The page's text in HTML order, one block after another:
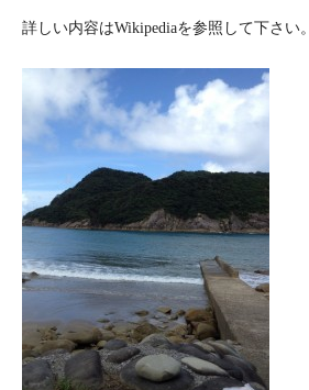
詳しい内容はWikipediaを参照して下さい。